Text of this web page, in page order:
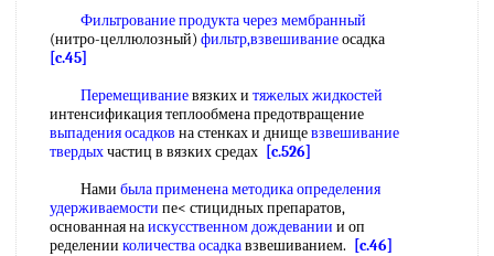
Фильтрование продуктачерез мембранный
(нитро-целлюлозный) фильтр,взвешиваниеосадка
[c.45]
Перемещиваниевязких и тяжелых жидкостей
интенсификация теплообмена предотвращение
выпадения осадков на стенках и днищевзвешивание
твердыхчастиц в вязких средах [c.526]
Нами былаприменена методика определения
удерживаемости пе< стицидных препаратов,
основанная наискусственном дождевании и оп
ределении количества осадкавзвешиванием.
[c.46]